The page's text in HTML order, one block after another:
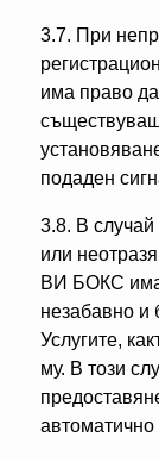
3.7. При
има право
подаден
3.8. В
или
ВИ БОКС има
незабавно и
Услугите,
му. В този
автоматично